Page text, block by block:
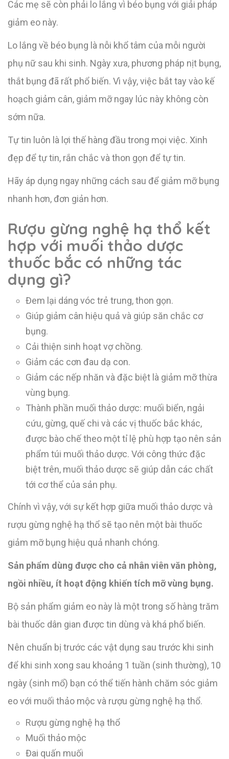
Các mẹ sẽ còn phải lo lắng vì béo bụng với giải pháp
giảm eo này.
Lo lắng về béo bụng là nỗi khổ tâm của mỗi người
phụ nữ sau khi sinh. Ngày xưa, phương pháp nịt bụng,
thắt bụng đã rất phổ biến. Vì vậy, việc bắt tay vào kế
hoạch giảm cân, giảm mỡ ngay lúc này không còn
sớm nữa.
Tự tin luôn là lợi thế hàng đầu trong mọi việc. Xinh
đẹp để tự tin, rắn chắc và thon gọn để tự tin.
Hãy áp dụng ngay những cách sau để giảm mỡ bụng
nhanh hơn, đơn giản hơn.
Rượu gừng nghệ hạ thổ kết
hợp với muối thảo dược
thuốc bắc có những tác
dụng gì?
Đem lại dáng vóc trẻ trung, thon gọn.
Giúp giảm cân hiệu quả và giúp săn chắc cơ
bụng.
Cải thiện sinh hoạt vợ chồng.
Giảm các cơn đau dạ con.
Giảm các nếp nhăn và đặc biệt là giảm mỡ thừa
vùng bụng.
Thành phần muối thảo dược: muối biển, ngải
cứu, gừng, quế chi và các vị thuốc bắc khác,
được bào chế theo một tỉ lệ phù hợp tạo nên sản
phẩm túi muối thảo dược. Với công thức đặc
biệt trên, muối thảo dược sẽ giúp dẫn các chất
tới cơ thể của sản phụ.
Chính vì vậy, với sự kết hợp giữa muối thảo dược và
rượu gừng nghệ hạ thổ sẽ tạo nên một bài thuốc
giảm mỡ bụng hiệu quả nhanh chóng.
Sản phẩm dùng được cho cả nhân viên văn phòng,
ngồi nhiều, ít hoạt động khiến tích mỡ vùng bụng.
Bộ sản phẩm giảm eo này là một trong số hàng trăm
bài thuốc dân gian được tin dùng và khá phổ biến.
Nên chuẩn bị trước các vật dụng sau trước khi sinh
để khi sinh xong sau khoảng 1 tuần (sinh thường), 10
ngày (sinh mổ) bạn có thể tiến hành chăm sóc giảm
eo với muối thảo mộc và rượu gừng nghệ hạ thổ.
Rượu gừng nghệ hạ thổ
Muối thảo mộc
Đai quấn muối